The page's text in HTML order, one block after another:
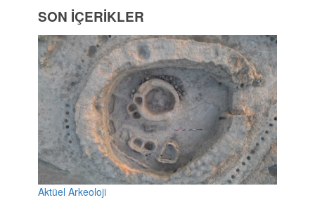
SON İÇERİKLER
Aktüel Arkeoloji